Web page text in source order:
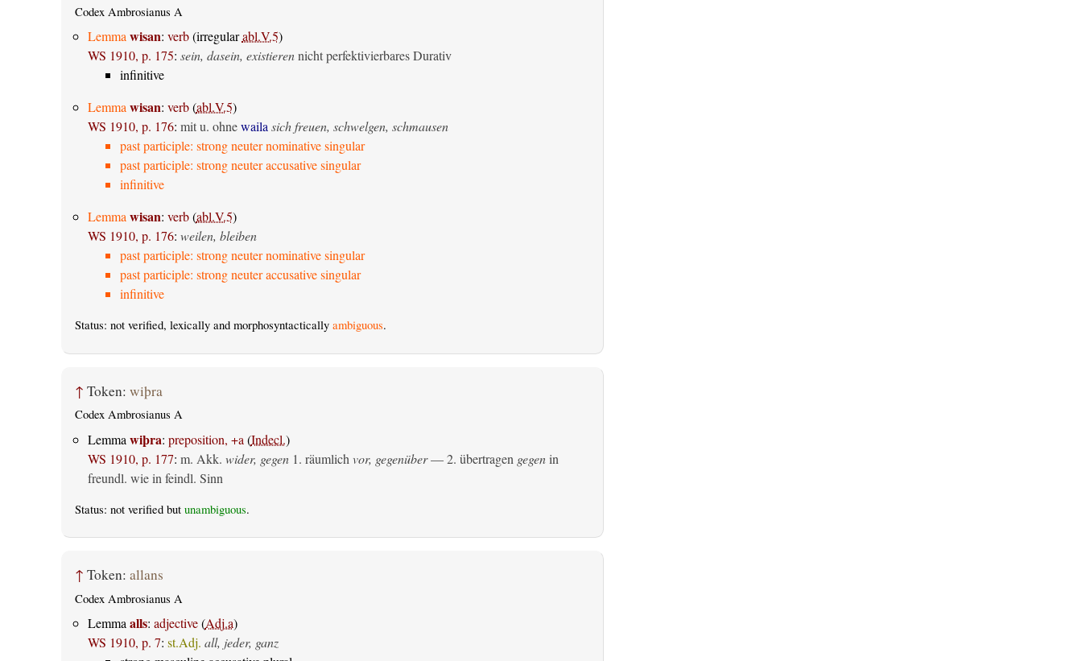
Codex Ambrosianus A
Lemma wisan: verb(irregularabl.V.5)
WS 1910, p. 175: sein, dasein, existierennicht perfektivierbares Durativ
infinitive
Lemma wisan: verb(abl.V.5)
WS 1910, p. 176: mit u. ohnewaila sich freuen, schwelgen, schmausen
past participle: strong neuter nominative singular
past participle: strong neuter accusative singular
infinitive
Lemma wisan: verb(abl.V.5)
WS 1910, p. 176: weilen, bleiben
past participle: strong neuter nominative singular
past participle: strong neuter accusative singular
infinitive
Status: not verified, lexically and morphosyntactically ambiguous.
↑ Token: wiþra
Codex Ambrosianus A
Lemma wiþra: preposition, +a (Indecl.)
WS 1910, p. 177: m. Akk. wider, gegen1. räumlich vor, gegenüber— 2. übertragen gegenin
freundl. wie in feindl. Sinn
Status: not verified but unambiguous.
↑ Token: allans
Codex Ambrosianus A
Lemma alls: adjective(Adj.a)
WS 1910, p. 7: st.Adj. all, jeder, ganz